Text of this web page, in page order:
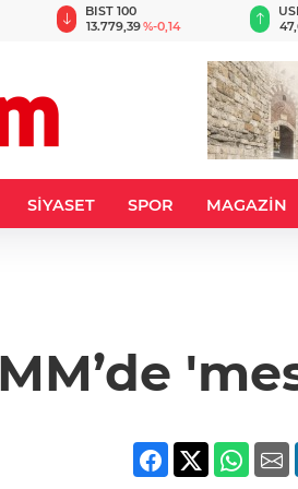
BIST 100
13.779,39%-0,14
SİYASET SPOR MAGAZİN